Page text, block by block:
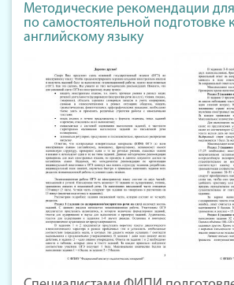
Методические рекомендации
по самостоятельной подготовке
английскому языку